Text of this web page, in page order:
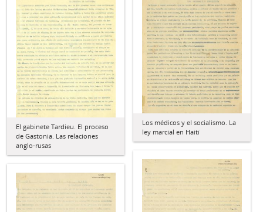
Los médicos y el socialismo. La
ley marcial en Haití
El gabinete Tardieu. El proceso
de Gastonia. Las relaciones
anglo-rusas